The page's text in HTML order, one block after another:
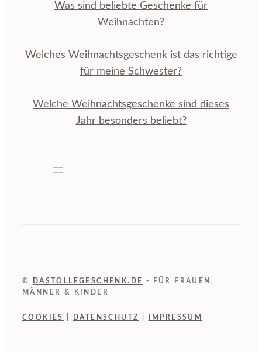
Was sind beliebte Geschenke für
Weihnachten?
Welches Weihnachtsgeschenk ist das richtige
für meine Schwester?
Welche Weihnachtsgeschenke sind dieses
Jahr besonders beliebt?
© DASTOLLEGESCHENK.DE
- FÜR FRAUEN,
MÄNNER & KINDER
COOKIES DATENSCHUTZ IMPRESSUM